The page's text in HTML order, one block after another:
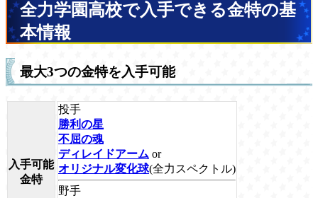
全力学園高校で入手できる金特の基
本情報
最大3つの金特を入手可能
入手可能
金特
投手
勝利の星
不屈の魂
ディレイドアーム or
オリジナル変化球(全力スペクトル)
野手